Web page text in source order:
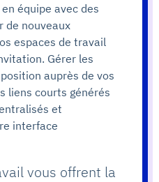
équipe avec des
de nouveaux
espaces de travail
Gérer les
auprès de vos
liens courts générés
et
interface
vous offrent la